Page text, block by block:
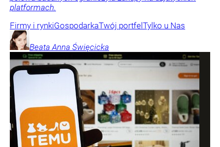
platformach.
Firmy i rynkiGospodarkaTwój portfel Tylko u Nas
Beata Anna Święcicka